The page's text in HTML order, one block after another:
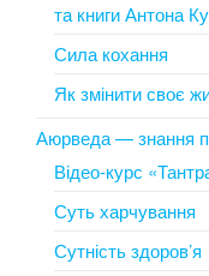
та книги Антона
Сила кохання
Як змінити своє
Аюрведа — знання
Відео-курс
Суть харчування
Сутність здоров’я